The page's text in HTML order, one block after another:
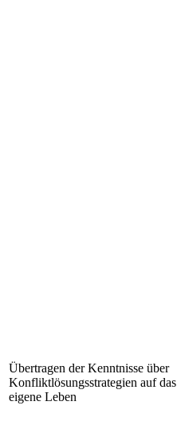
Übertragen der Kenntnisse über
Konfliktlösungsstrategien auf das
eigene Leben